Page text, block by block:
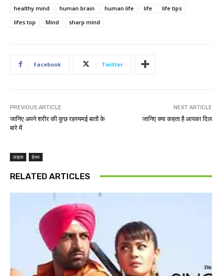
healthy mind
human brain human life life
life tips
lifes top
Mind sharp mind
Facebook Twitter
PREVIOUS ARTICLE
जानिए अपने शरीर की कुछ रहस्यमई बातों के
बारे में
NEXT ARTICLE
जानिए क्या कहता है आपका दिल
लाइफ हेल्थ
RELATED ARTICLES